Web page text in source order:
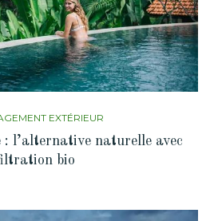
EXTÉRIEUR
: l’alternative naturelle avec
bio